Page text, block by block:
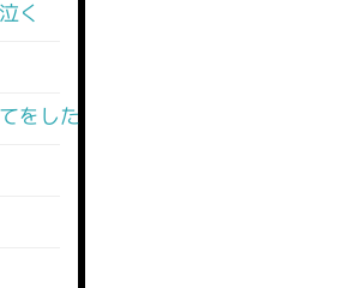
く
をしたい。」